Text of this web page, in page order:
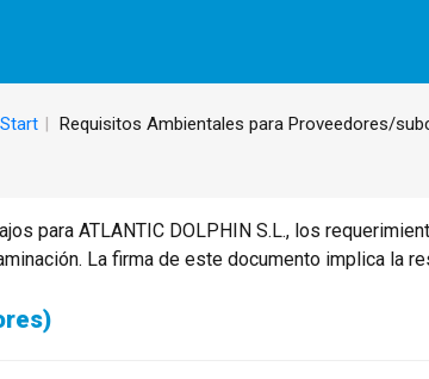
Start Requisitos Ambientales para Proveedores/
para ATLANTIC DOLPHIN S.L., los
La firma de este documento implica la